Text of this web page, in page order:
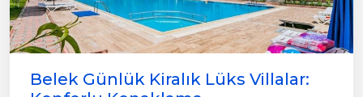
Belek Günlük Kiralık Lüks Villalar: